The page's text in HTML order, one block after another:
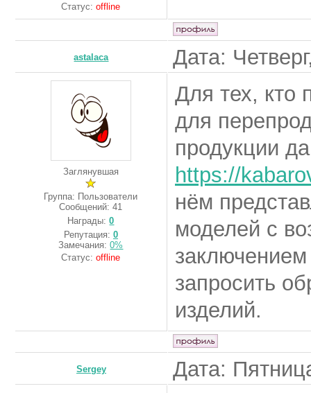
Статус:offline
astalaca Дата:
Заглянувшая
Группа: Пользователи
Сообщений:41
Награды:0
Репутация: 0
Замечания:0%
Статус:offline
Для тех, кто
для
продукции
https://
нём
моделей с
заключением
запросить
изделий.
Sergey Дата: